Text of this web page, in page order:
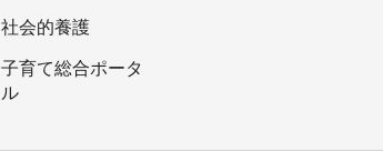
社会的養護
子育て総合ポータ
ル